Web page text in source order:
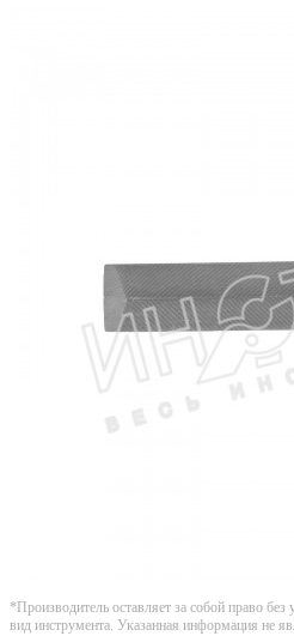
*Производитель оставляет за собой право
вид инструмента. Указанная информация не